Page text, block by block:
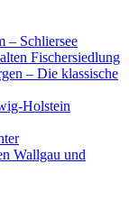
– Schliersee
Fischersiedlung
– Die klassische
Holstein
Wallgau und